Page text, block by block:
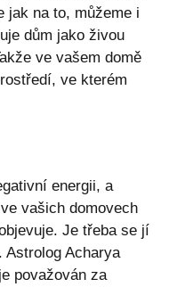
jak na to, můžeme i
dům jako živou
ve vašem domě
ve kterém
energii, a
vašich domovech
Je třeba se jí
Astrolog Acharya
považován za